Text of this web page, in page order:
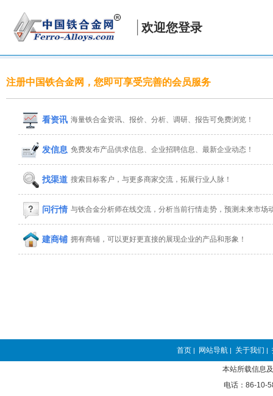
欢迎您登录
注册中国铁合金网，您即可享受完善的会员服务
看资讯 海量铁合金资讯、报价、分析、调研、报告可免费浏览！
发信息 免费发布产品供求信息、企业招聘信息、最新企业动态！
找渠道 搜索目标客户，与更多商家交流，拓展行业人脉！
问行情 与铁合金分析师在线交流，分析当前行情走势，预测未来市场
建商铺 拥有商铺，可以更好更直接的展现企业的产品和形象！
首页 | 网站导航 | 关于我们 |
本站所载信息
电话：86-10-